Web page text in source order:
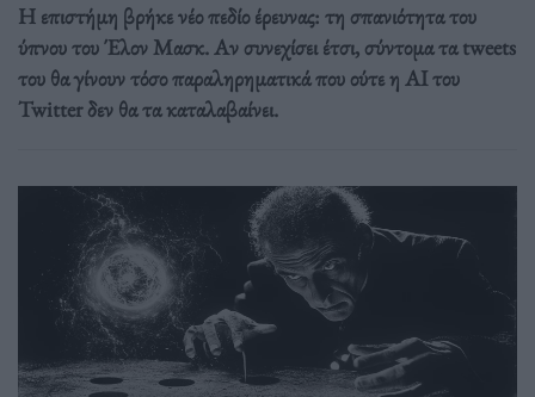
Η επιστήμη βρήκε νέο πεδίο έρευνας: τη σπανιότητα του
ύπνου του Έλον Μασκ. Αν συνεχίσει έτσι, σύντομα τα tweets
του θα γίνουν τόσο παραληρηματικά που ούτε η AI του
Twitter δεν θα τα καταλαβαίνει.